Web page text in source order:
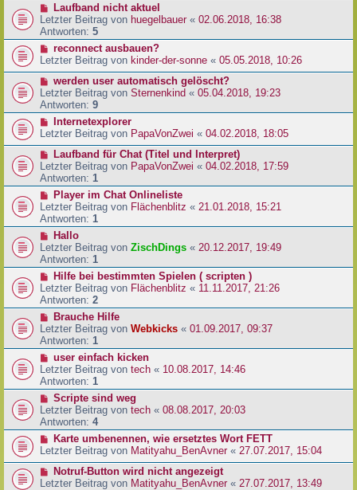
Laufband nicht aktuel
Letzter Beitrag von huegelbauer « 02.06.2018, 16:38
Antworten: 5
reconnect ausbauen?
Letzter Beitrag von kinder-der-sonne « 05.05.2018, 10:26
werden user automatisch gelöscht?
Letzter Beitrag von Sternenkind « 05.04.2018, 19:23
Antworten: 9
Internetexplorer
Letzter Beitrag von PapaVonZwei « 04.02.2018, 18:05
Laufband für Chat (Titel und Interpret)
Letzter Beitrag von PapaVonZwei « 04.02.2018, 17:59
Antworten: 1
Player im Chat Onlineliste
Letzter Beitrag von Flächenblitz « 21.01.2018, 15:21
Antworten: 1
Hallo
Letzter Beitrag von ZischDings « 20.12.2017, 19:49
Antworten: 1
Hilfe bei bestimmten Spielen ( scripten )
Letzter Beitrag von Flächenblitz « 11.11.2017, 21:26
Antworten: 2
Brauche Hilfe
Letzter Beitrag von Webkicks « 01.09.2017, 09:37
Antworten: 1
user einfach kicken
Letzter Beitrag von tech « 10.08.2017, 14:46
Antworten: 1
Scripte sind weg
Letzter Beitrag von tech « 08.08.2017, 20:03
Antworten: 4
Karte umbenennen, wie ersetztes Wort FETT
Letzter Beitrag von Matityahu_BenAvner« 27.07.2017, 15:04
Notruf-Button wird nicht angezeigt
Letzter Beitrag von Matityahu_BenAvner « 27.07.2017, 13:49